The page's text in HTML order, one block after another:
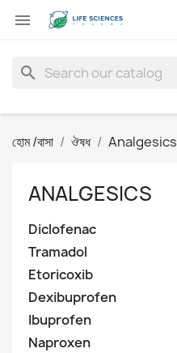

search
হোম /বাসা ঔষধ Analgesics
ANALGESICS
Diclofenac
Tramadol
Etoricoxib
Dexibuprofen
Ibuprofen
Naproxen